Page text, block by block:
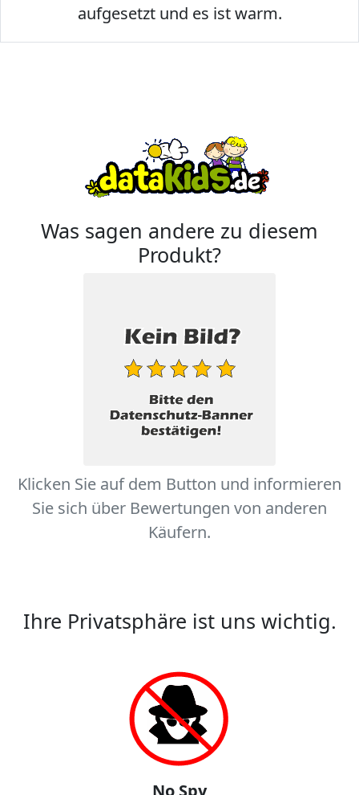
aufgesetzt und es ist warm.
Was sagen andere zu diesem
Produkt?
Klicken Sie auf dem Button und informieren
Sie sich über Bewertungen von anderen
Käufern.
Ihre Privatsphäre ist uns wichtig.